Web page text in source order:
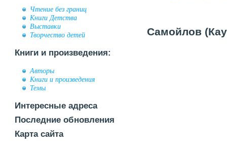
Чтение без границ
Книги Детства
Выставки
Творчество детей
Книги и произведения:
Авторы
Книги и произведения
Темы
Интересные адреса
Последние обновления
Карта сайта
Самойлов